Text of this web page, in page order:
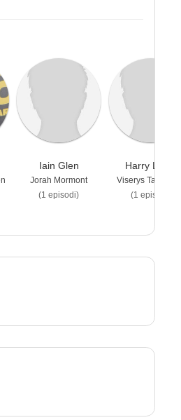
Iain Glen
Jorah Mormont
(1 episodi)
Harry Lloyd
Viserys Targaryen
(1 episodi)